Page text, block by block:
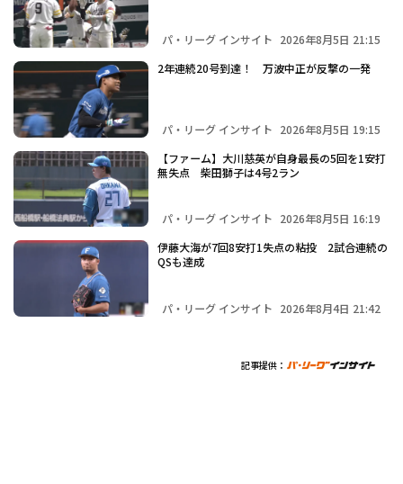
パ・リーグ インサイト 2026年8月5日 21:15
2年連続20号到達！ 万波中正が反撃の一発
パ・リーグ インサイト 2026年8月5日 19:15
【ファーム】大川慈英が自身最長の5回を1安打
無失点 柴田獅子は4号2ラン
パ・リーグ インサイト 2026年8月5日 16:19
伊藤大海が7回8安打1失点の粘投 2試合連続の
QSも達成
パ・リーグ インサイト 2026年8月4日 21:42
記事提供：